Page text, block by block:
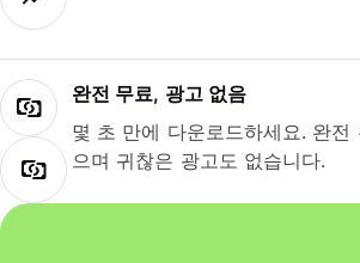
완전 무료, 광고 없음
몇 초 만에 다운로드하세요. 완전
으며 귀찮은 광고도 없습니다.